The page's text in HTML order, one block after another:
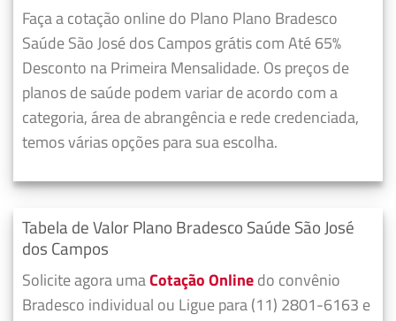
Faça a cotação online do Plano Plano Bradesco
Saúde São José dos Campos grátis com Até 65%
Desconto na Primeira Mensalidade. Os preços de
planos de saúde podem variar de acordo com a
categoria, área de abrangência e rede credenciada,
temos várias opções para sua escolha.
Tabela de Valor Plano Bradesco Saúde São José
dos Campos
Solicite agora umaCotação Onlinedo convênio
Bradesco individual ou Ligue para (11) 2801-6163 e